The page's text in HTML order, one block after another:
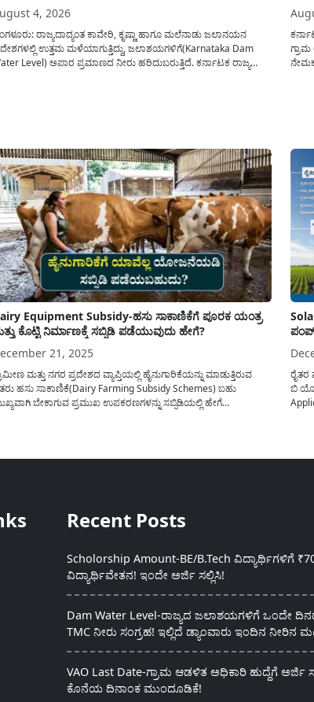
4, 2026
ರಾಜ್ಯದಾದ್ಯಂತ ಕಾವೇರಿ, ಕೃಷ್ಣಾ ಹಾಗೂ ಮಲೆನಾಡು ಜಲಾನಯನ
ಉತ್ತಮ ಮಳೆಯಾಗುತ್ತಿದ್ದು, ಜಲಾಶಯಗಳಿಗೆ(Karnataka Dam
Level) ಅಪಾರ ಪ್ರಮಾಣದ ನೀರು ಹರಿದುಬರುತ್ತಿದೆ. ಕರ್ನಾಟಕ ರಾಜ್ಯ
Equipment Subsidy-ಹಸು ಸಾಕಾಣಿಕೆಗೆ ಪೂರಕ ಯಂತ್ರ
ಕೊಟ್ಟಿ ನಿರ್ಮಾಣಕ್ಕೆ ಸಬ್ಸಿಡಿ ಪಡೆಯುವುದು ಹೇಗೆ?
21, 2025
ಮತ್ತು ನಗರ ಪ್ರದೇಶದ ವ್ಯಾಪ್ತಿಯಲ್ಲಿ ಹೈನುಗಾರಿಕೆಯನ್ನು ಮಾಡುತ್ತಿರುವ
ಹಸು ಸಾಕಾಣಿಕೆ(Dairy Farming Subsidy Schemes) ಬಹು
ಬೇಕಾಗುವ ಪ್ರಮುಖ ಉಪಕರಣಗಳನ್ನು ಸಬ್ಸಿಡಿಯಲ್ಲಿ ಹೇಗೆ
ಬಿ
Recent Posts
Scholorship Amount-BE/B.Tech ವಿದ್ಯಾರ್ಥಿಗಳಿಗೆ
ವಿದ್ಯಾರ್ಥಿವೇತನ! ಇಂದೇ ಅರ್ಜಿ ಸಲ್ಲಿಸಿ!
Dam Water Level-ರಾಜ್ಯದ ಜಲಾಶಯಗಳಿಗೆ ಒಂದೇ
TMC ನೀರು ಸಂಗ್ರಹ! ಇಲ್ಲಿದೆ ಡ್ಯಾಂವಾರು ಇಂದಿನ ನೀರಿನ
VAO Last Date-ಗ್ರಾಮ ಆಡಳಿತ ಅಧಿಕಾರಿ ಹುದ್ದೆಗೆ ಅರ್ಜಿ
ಕೊನೆಯ ದಿನಾಂಕ ಮುಂದೂಡಿಕೆ!